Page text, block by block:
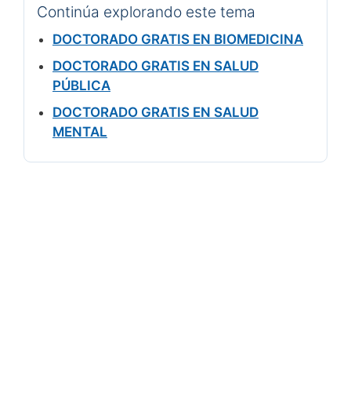
Continúa explorando este tema
DOCTORADO GRATIS EN BIOMEDICINA
DOCTORADO GRATIS EN SALUD
PÚBLICA
DOCTORADO GRATIS EN SALUD
MENTAL